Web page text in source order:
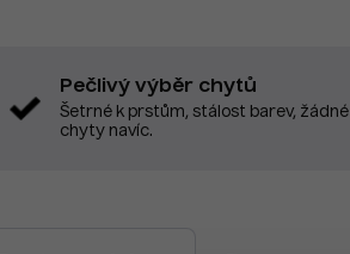
Pečlivý výběr chytů
Šetrné k prstům, stálost barev, žádné
chyty navíc.